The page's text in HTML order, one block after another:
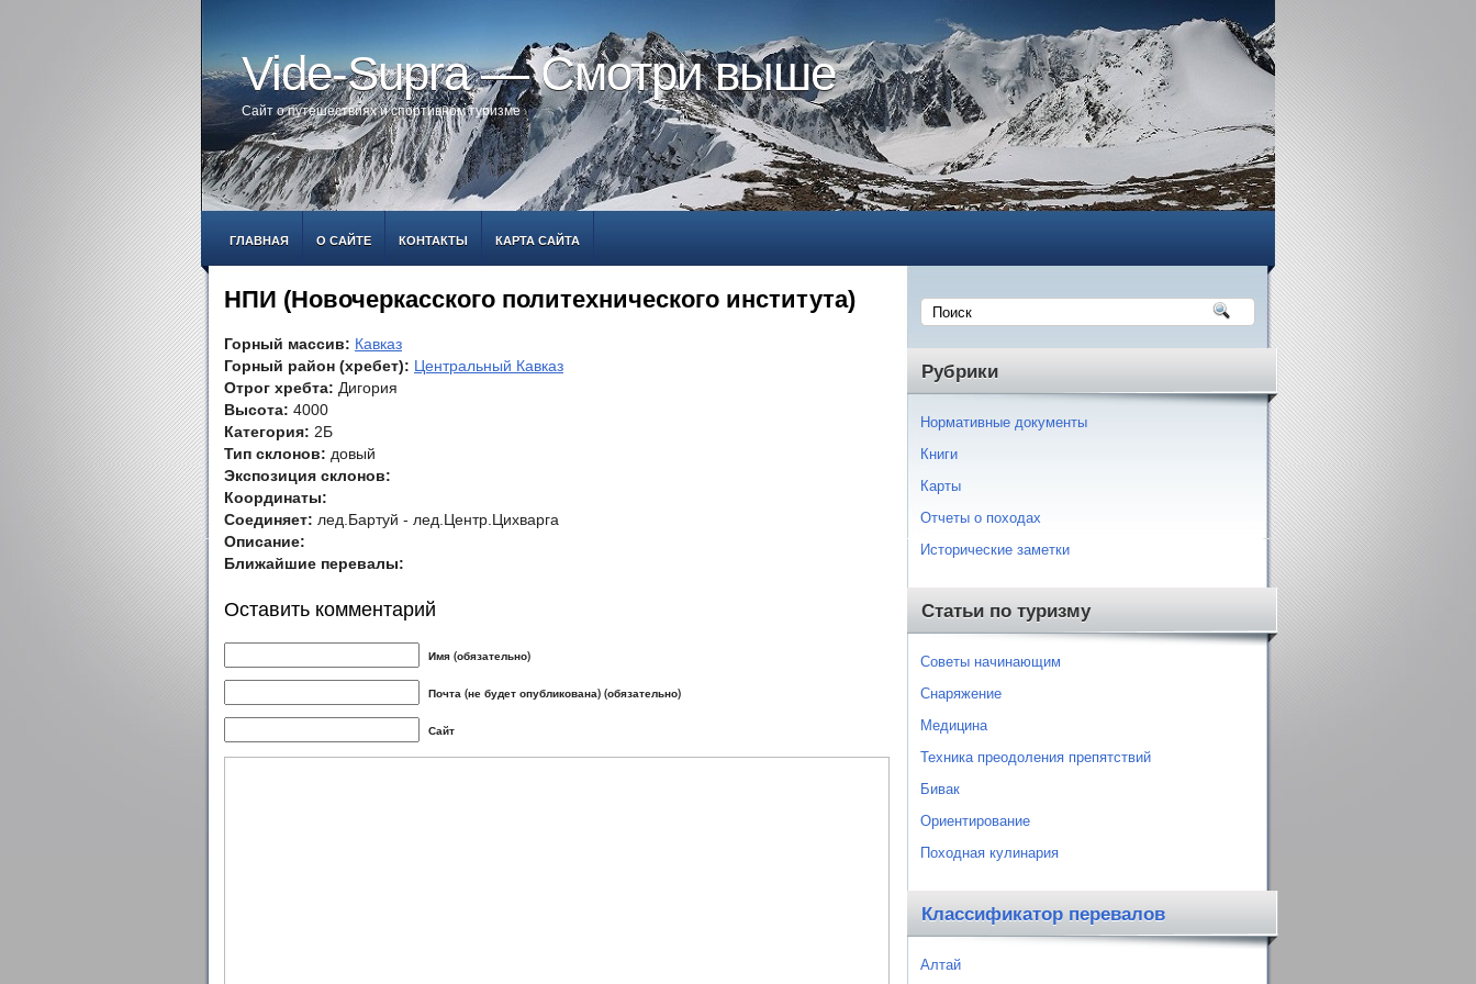
Vide-Supra — Смотри выше
Сайт о путешествиях и спортивном туризме
ГЛАВНАЯ О САЙТЕ КОНТАКТЫ КАРТА САЙТА
НПИ (Новочеркасского политехнического института)
Горный массив: Кавказ
Горный район (хребет): Центральный Кавказ
Отрог хребта: Дигория
Высота: 4000
Категория: 2Б
Тип склонов: довый
Экспозиция склонов:
Координаты:
Соединяет: лед.Бартуй - лед.Центр.Цихварга
Описание:
Ближайшие перевалы:
Оставить комментарий
Имя (обязательно)
Почта (не будет опубликована) (обязательно)
Сайт
Рубрики
Нормативные документы
Книги
Карты
Отчеты о походах
Исторические заметки
Статьи по туризму
Советы начинающим
Снаряжение
Медицина
Техника преодоления препятствий
Бивак
Ориентирование
Походная кулинария
Классификатор перевалов
Алтай